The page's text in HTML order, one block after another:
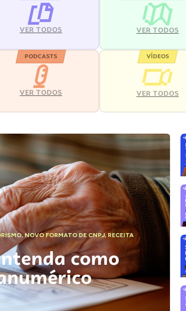
VER TODOS VER TODOS
PODCASTS
VER TODOS
VÍDEOS
VER TODOS
,NOVO FORMATO DE CNPJ,RECEITA
como